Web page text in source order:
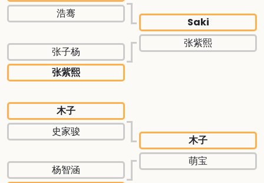
浩骞
张子杨
张紫熙
木子
史家骏
杨智涵
Saki
张紫熙
木子
萌宝